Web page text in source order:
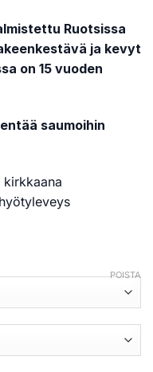
Ruotsissa
ja kevyt
on 15 vuoden
saumoihin
kirkkaana
POISTA